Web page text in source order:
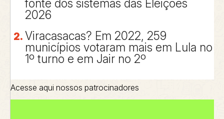
fonte dos sistemas das Eleições
2026
Viracasacas? Em 2022, 259
municípios votaram mais em Lula no
1º turno e em Jair no 2º
Acesse aqui nossos patrocinadores